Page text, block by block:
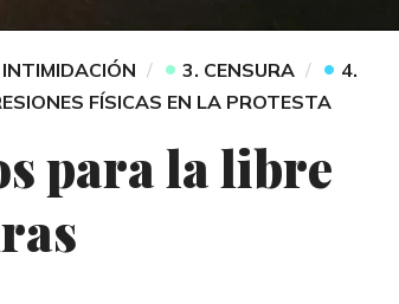
• 3. CENSURA • 4.
FÍSICAS EN LA PROTESTA
para la libre